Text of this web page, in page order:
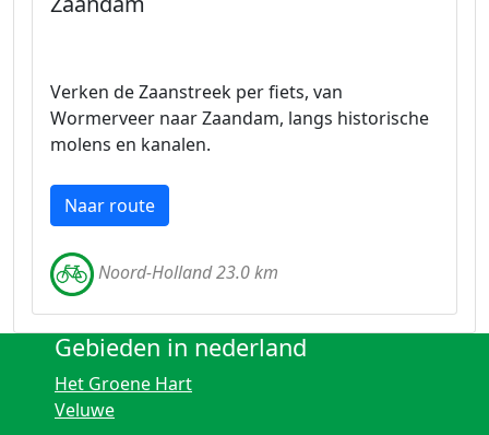
Verken de Zaanstreek per fiets, van
Wormerveer naar Zaandam, langs historische
molens en kanalen.
Naar route
Noord-Holland 23.0 km
Gebieden in nederland
Het Groene Hart
Veluwe